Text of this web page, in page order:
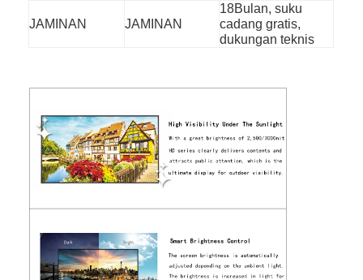
JAMINAN JAMINAN
18Bulan, suku
cadang gratis,
dukungan teknis